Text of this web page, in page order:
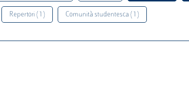
Repertori ( 1 ) Comunità studentesca ( 1 )